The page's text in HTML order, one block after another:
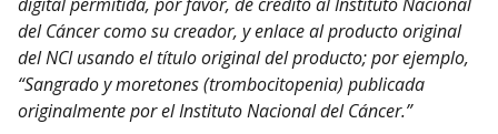
del Cáncer como su creador, y enlace al producto original
del NCI usando el título original del producto; por ejemplo,
“Sangrado y moretones (trombocitopenia) publicada
originalmente por el Instituto Nacional del Cáncer.”